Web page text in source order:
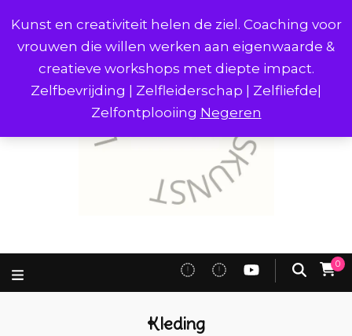
Kunst en creativiteit helen de ziel. Coaching voor
vrouwen die willen werken aan eigenwaarde &
creatieve workshops met diepte impact.
Zelfbevrijding | Zelfleiderschap | Zelfliefde|
Zelfontplooiing Negeren
0
Kleding